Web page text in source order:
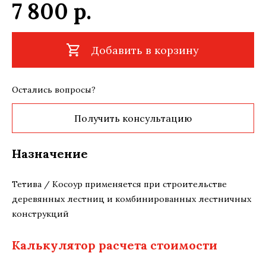
7 800 р.
Добавить в корзину
Остались вопросы?
Получить консультацию
Назначение
Тетива / Косоур применяется при строительстве
деревянных лестниц и комбинированных лестничных
конструкций
Калькулятор расчета стоимости